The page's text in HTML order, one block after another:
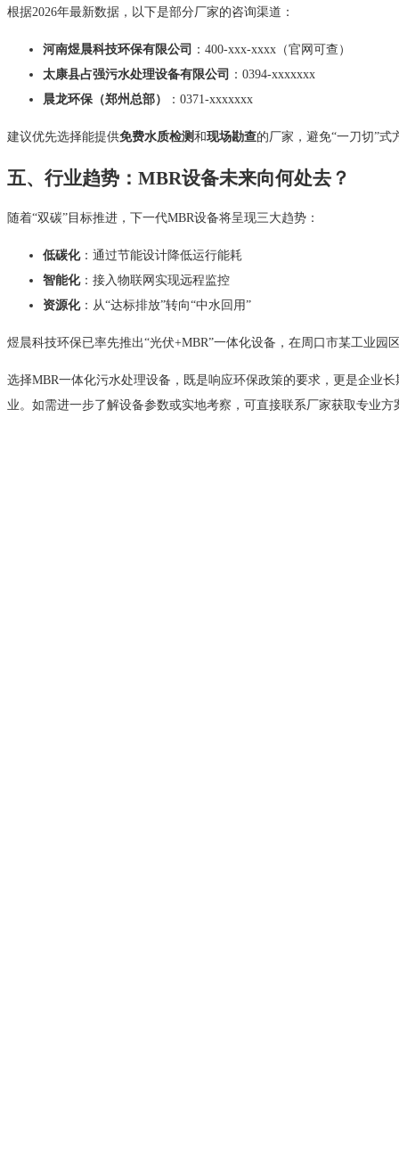
根据2026年最新数据，以下是部分厂家的咨询渠道：
河南煜晨科技环保有限公司
：400-xxx-xxxx（官网可查）
太康县占强污水处理设备有限公司
：0394-xxxxxxx
晨龙环保（郑州总部）
：0371-xxxxxxx
建议优先选择能提供免费水质检测和现场勘查的厂家，避免“一刀切”式
五、行业趋势：MBR设备未来向何处去？
随着“双碳”目标推进，下一代MBR设备将呈现三大趋势：
低碳化：通过节能设计降低运行能耗
智能化：接入物联网实现远程监控
资源化：从“达标排放”转向“中水回用”
煜晨科技环保已率先推出“光伏+MBR”一体化设备，在周口市某工业园
选择MBR一体化污水处理设备，既是响应环保政策的要求，更是企业
业。如需进一步了解设备参数或实地考察，可直接联系厂家获取专业方